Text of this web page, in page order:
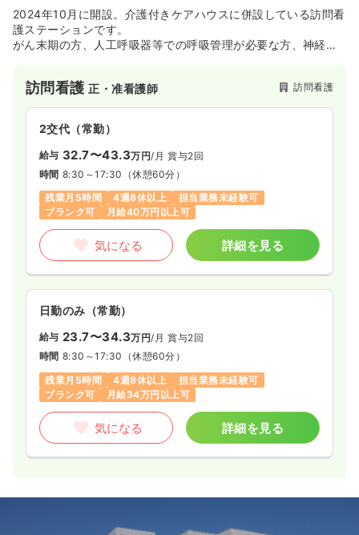
2024年10月に開設。介護付きケアハウスに併設している訪問看
護ステーションです。
がん末期の方、人工呼吸器等での呼吸管理が必要な方、神経変
その人らしい生活ができるようにケアを行っています。
訪問看護正・准看護師 訪問看護
2交代（常勤）
給与 32.7〜43.3万円/月 賞与2回
時間 8:30～17:30 （休憩60分）
残業月5時間
4週8休以上
担当業務未経験可
ブランク可
月給40万円以上可
気になる 詳細を見る
日勤のみ（常勤）
給与 23.7〜34.3万円/月 賞与2回
時間 8:30～17:30 （休憩60分）
残業月5時間
4週8休以上
担当業務未経験可
ブランク可
月給34万円以上可
気になる 詳細を見る